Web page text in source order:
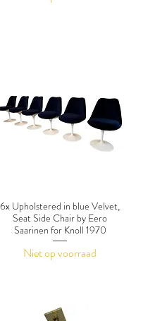
6x Upholstered in blue Velvet,
Seat Side Chair by Eero
Saarinen for Knoll 1970
Niet op voorraad